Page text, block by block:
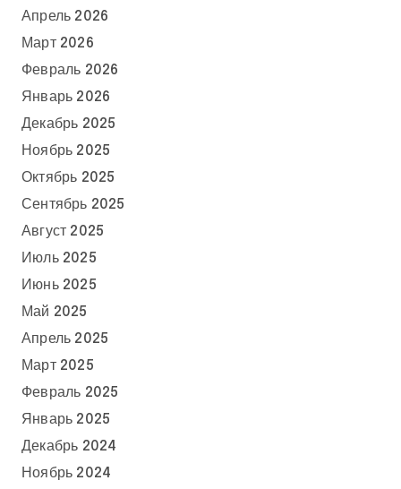
Апрель 2026
Март 2026
Февраль 2026
Январь 2026
Декабрь 2025
Ноябрь 2025
Октябрь 2025
Сентябрь 2025
Август 2025
Июль 2025
Июнь 2025
Май 2025
Апрель 2025
Март 2025
Февраль 2025
Январь 2025
Декабрь 2024
Ноябрь 2024